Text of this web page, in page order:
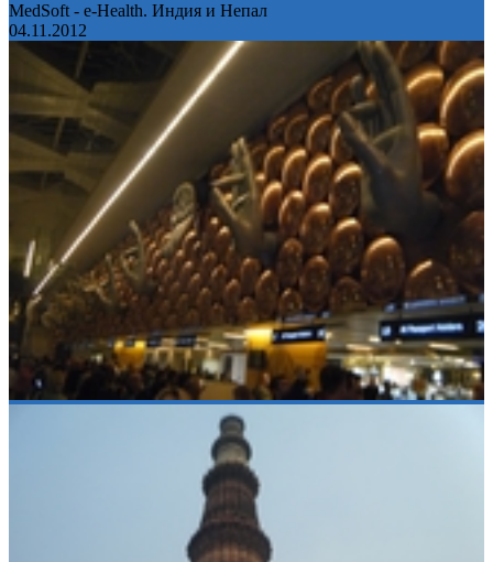
MedSoft - e-Health. Индия и Непал
04.11.2012